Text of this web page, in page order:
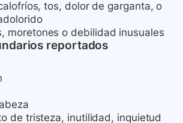
tos, dolor de garganta, o
moretones o debilidad inusuales
reportados
de tristeza, inutilidad, inquietud